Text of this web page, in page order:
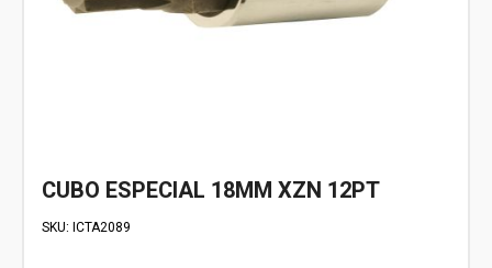
CUBO ESPECIAL 18MM XZN 12PT
SKU: ICTA2089